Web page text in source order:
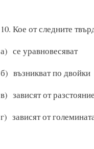
10. Кое от следните
а) се уравновесяват
б) възникват по
в) зависят от
г) зависят от